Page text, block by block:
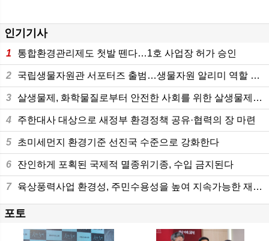
인기기사
1 통합환경관리제도 첫발 뗀다…1호 사업장 허가 승인
2 국립생물자원관 서포터즈 출범…생물자원 알리미 역할 톡톡
3 살생물제, 화학물질로부터 안전한 사회를 위한 살생물제관리법 제정 및 화평법 개정 공포
4 주한대사 대상으로 새정부 환경정책 공유·협력의 장 마련
5 초미세먼지 환경기준 선진국 수준으로 강화한다
6 잔인하게 포획된 국제적 멸종위기종, 수입 금지된다
7 육상풍력사업 환경성, 주민수용성을 높여 지속가능한 재생에너지로의 전환 기여와 지역갈등 예방
포토